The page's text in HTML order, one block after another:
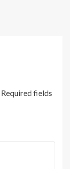
Required fields